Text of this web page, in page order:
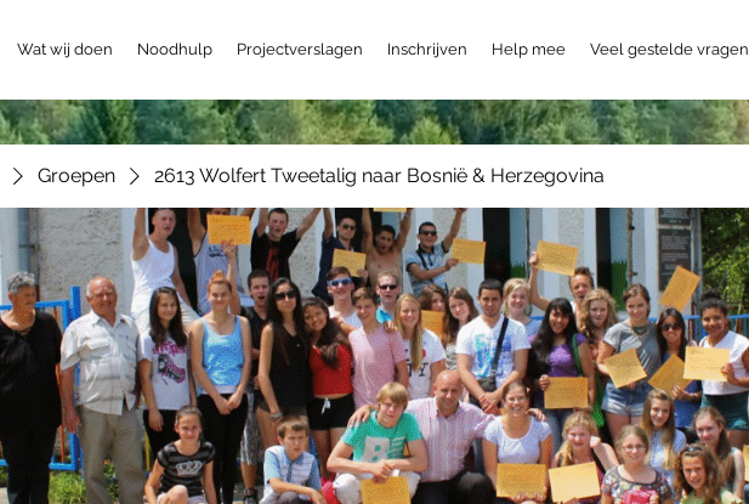
Wat wij doen Noodhulp Projectverslagen Inschrijven Help mee Veel gestelde vragen
Groepen 2613 Wolfert Tweetalig naar Bosnië & Herzegovina